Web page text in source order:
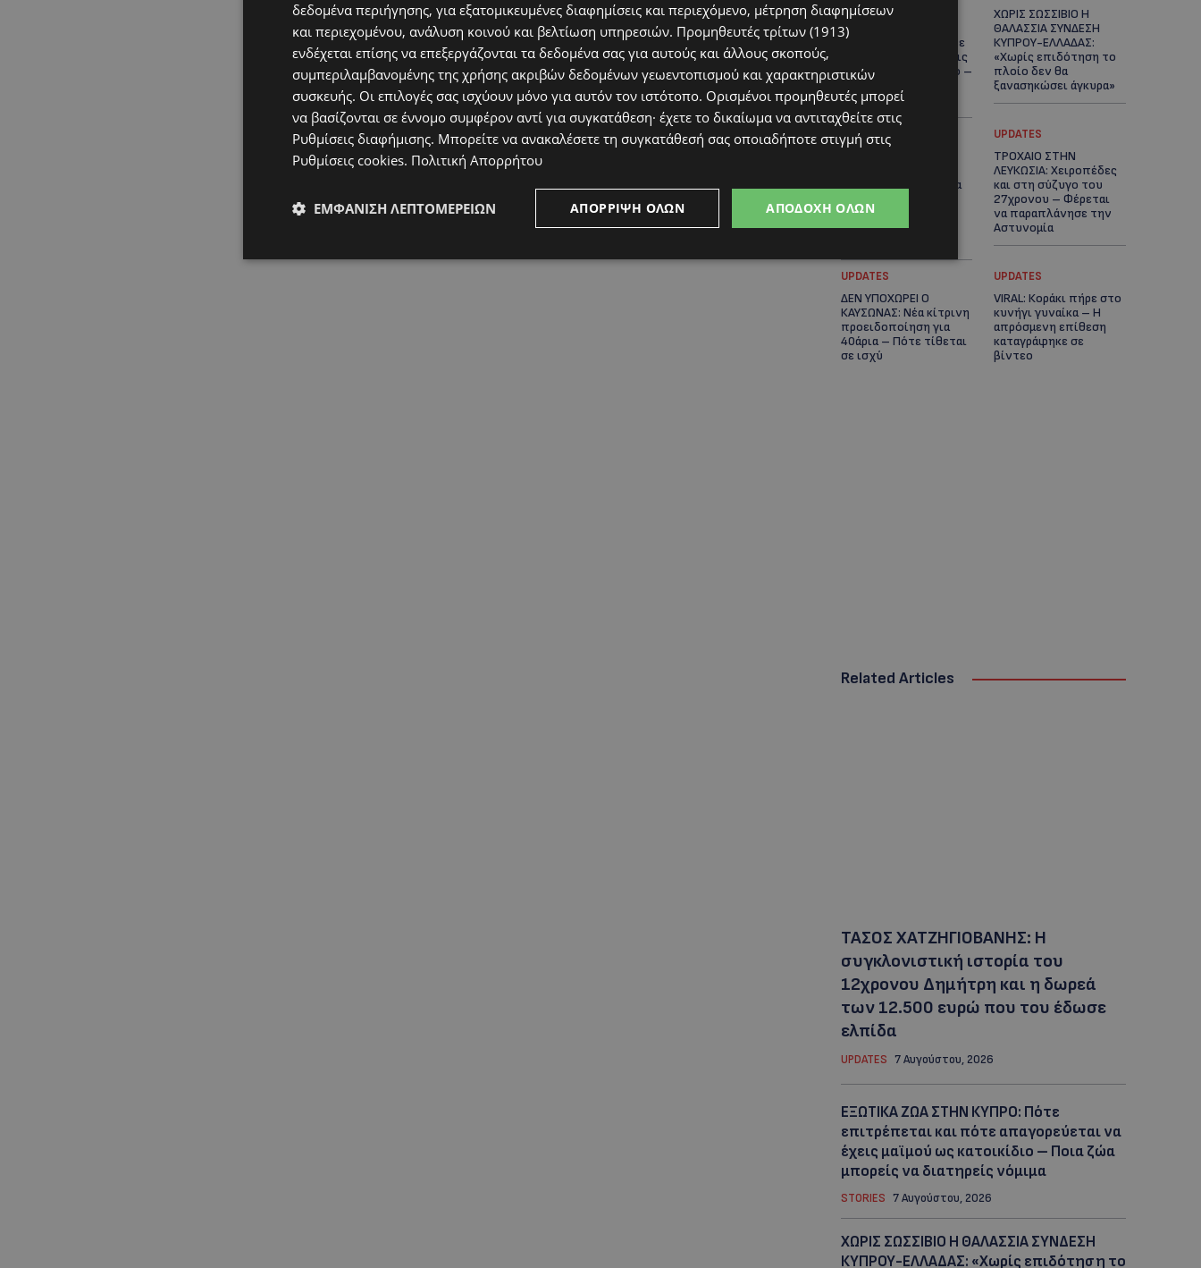
ΕΞΩΤΙΚΑ ΖΩΑ ΣΤΗΝ
ΚΥΠΡΟ: Πότε
επιτρέπεται και πότε
απαγορεύεται να έχεις
μαϊμού ως κατοικίδιο –
διατηρείς νόμιμα
ΧΩΡΙΣ ΣΩΣΣΙΒΙΟ Η
ΘΑΛΑΣΣΙΑ ΣΥΝΔΕΣΗ
ΚΥΠΡΟΥ-ΕΛΛΑΔΑΣ:
«Χωρίς επιδότηση το
πλοίο δεν θα
ξανασηκώσει άγκυρα»
STORIES
πρωτοβουλίες για να
Μακαρίου και το
κέντρο της
UPDATES
ΤΡΟΧΑΙΟ ΣΤΗΝ
ΛΕΥΚΩΣΙΑ: Χειροπέδες
και στη σύζυγο του
27χρονου – Φέρεται
να παραπλάνησε την
Αστυνομία
UPDATES
ΔΕΝ ΥΠΟΧΩΡΕΙ Ο
ΚΑΥΣΩΝΑΣ: Νέα κίτρινη
προειδοποίηση για
40άρια – Πότε τίθεται
σε ισχύ
UPDATES
VIRAL: Κοράκι πήρε στο
κυνήγι γυναίκα – Η
απρόσμενη επίθεση
καταγράφηκε σε
βίντεο
Related Articles
ΤΑΣΟΣ ΧΑΤΖΗΓΙΟΒΑΝΗΣ: Η
συγκλονιστική ιστορία του
12χρονου Δημήτρη και η δωρεά
των 12.500 ευρώ που του έδωσε
ελπίδα
UPDATES 7 Αυγούστου, 2026
ΕΞΩΤΙΚΑ ΖΩΑ ΣΤΗΝ ΚΥΠΡΟ: Πότε
επιτρέπεται και πότε απαγορεύεται να
έχεις μαϊμού ως κατοικίδιο – Ποια ζώα
μπορείς να διατηρείς νόμιμα
STORIES 7 Αυγούστου, 2026
ΧΩΡΙΣ ΣΩΣΣΙΒΙΟ Η ΘΑΛΑΣΣΙΑ ΣΥΝΔΕΣΗ
ΚΥΠΡΟΥ-ΕΛΛΑΔΑΣ: «Χωρίς επιδότηση το
δεδομένα περιήγησης, για εξατομικευμένες διαφημίσεις και περιεχόμενο, μέτρηση διαφημίσεων
και περιεχομένου, ανάλυση κοινού και βελτίωση υπηρεσιών. Προμηθευτές τρίτων (1913)
ενδέχεται επίσης να επεξεργάζονται τα δεδομένα σας για αυτούς και άλλους σκοπούς,
συμπεριλαμβανομένης της χρήσης ακριβών δεδομένων γεωεντοπισμού και χαρακτηριστικών
συσκευής. Οι επιλογές σας ισχύουν μόνο για αυτόν τον ιστότοπο. Ορισμένοι προμηθευτές μπορεί
να βασίζονται σε έννομο συμφέρον αντί για συγκατάθεση· έχετε το δικαίωμα να αντιταχθείτε στις
Ρυθμίσεις διαφήμισης. Μπορείτε να ανακαλέσετε τη συγκατάθεσή σας οποιαδήποτε στιγμή στις
Ρυθμίσεις cookies. Πολιτική Απορρήτου
ΑΠΟΔΟΧΉ ΌΛΩΝ
ΑΠΌΡΡΙΨΗ ΌΛΩΝ
ΕΜΦΆΝΙΣΗ ΛΕΠΤΟΜΕΡΕΙΏΝ